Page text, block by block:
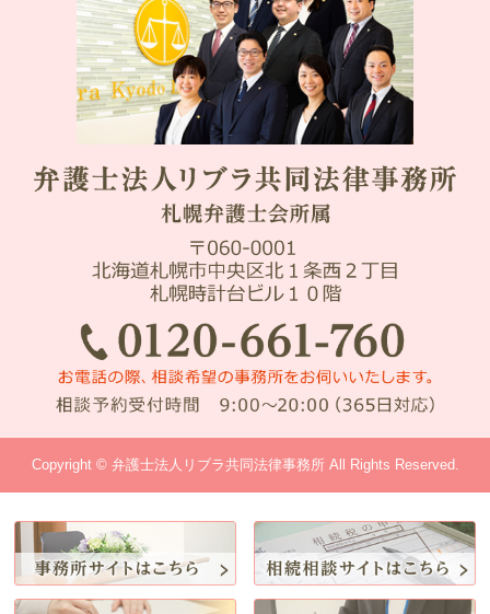
Copyright © 弁護士法人リブラ共同法律事務所 All Rights Reserved.